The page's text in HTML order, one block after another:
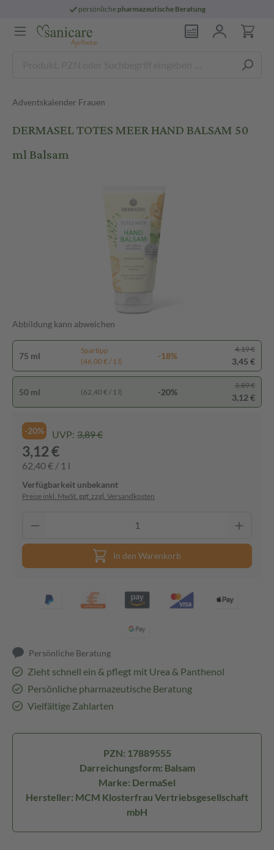
persönliche pharmazeutische Beratung
Adventskalender Frauen
DERMASEL TOTES MEER HAND BALSAM 50
ml Balsam
Abbildung kann abweichen
75 ml
Spartipp
(46,00 € / 1 l)
-18%
4,19 €
3,45 €
50 ml (62,40 € / 1 l) -20%
3,89 €
3,12 €
-20% UVP: 3,89 €
3,12 €
62,40 € / 1 l
Verfügbarkeit unbekannt
Preise inkl. MwSt. ggf. zzgl. Versandkosten
In den Warenkorb
Persönliche Beratung
Zieht schnell ein & pflegt mit Urea & Panthenol
Persönliche pharmazeutische Beratung
Vielfältige Zahlarten
PZN: 17889555
Darreichungsform: Balsam
Marke: DermaSel
Hersteller: MCM Klosterfrau Vertriebsgesellschaft
mbH